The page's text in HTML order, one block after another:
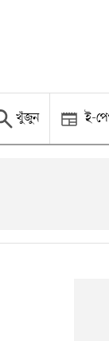
খুঁজুন ই-